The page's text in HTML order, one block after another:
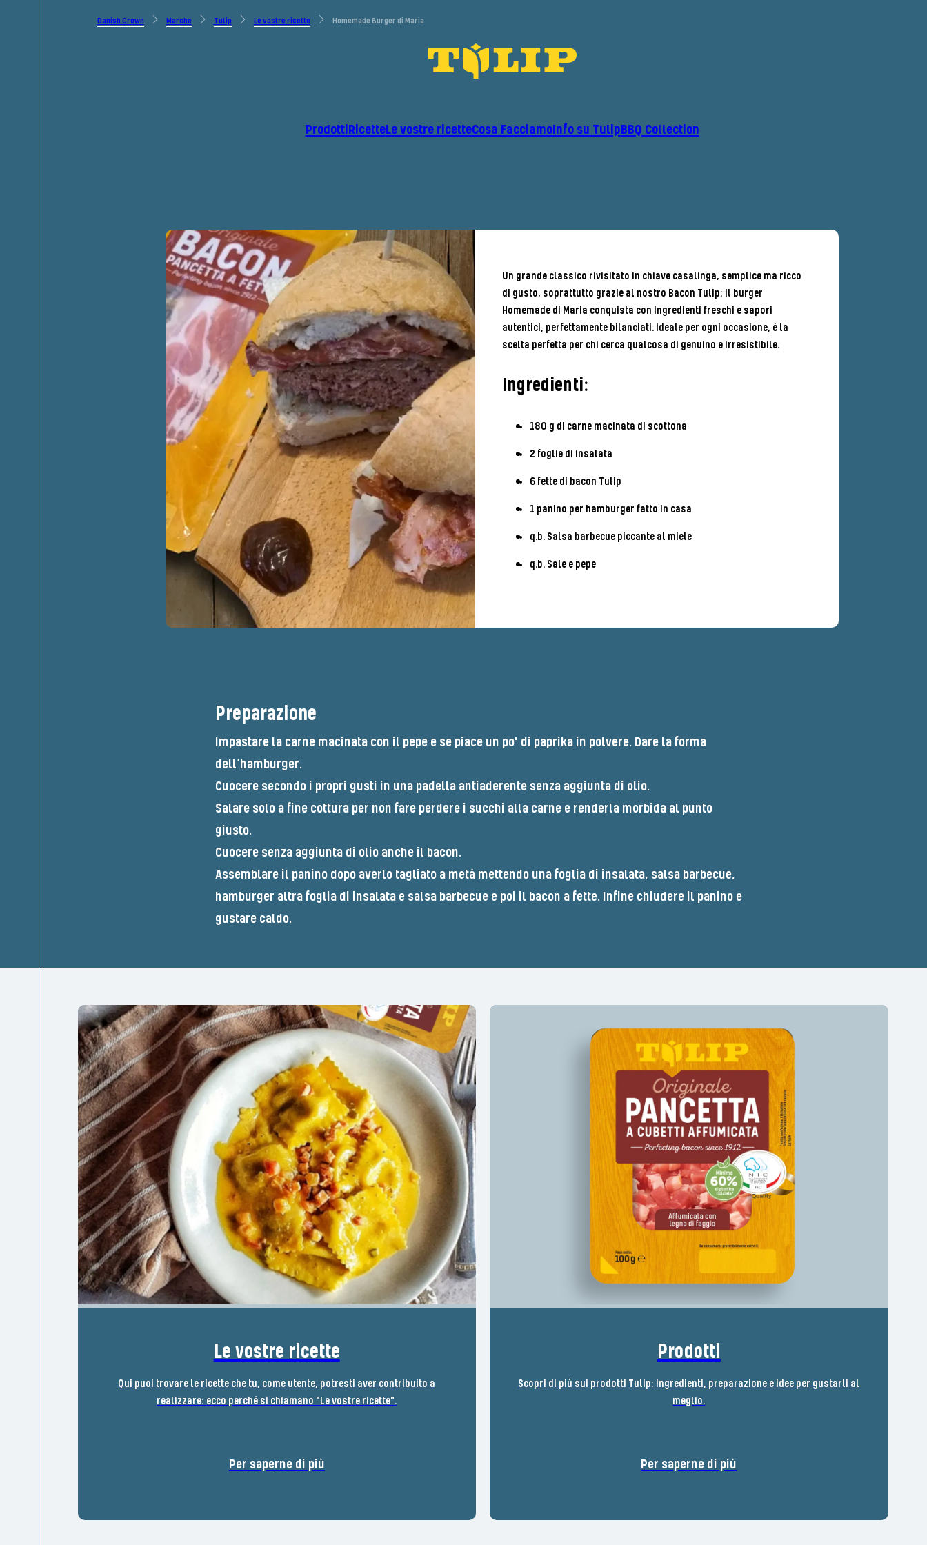
Danish Crown Marche Tulip Le vostre ricette Homemade Burger di Maria
ProdottiRicetteLe vostre ricetteCosa FacciamoInfo su TulipBBQ Collection
Un grande classico rivisitato in chiave casalinga, semplice ma ricco
di gusto, soprattutto grazie al nostro Bacon Tulip: il burger
Homemade di Maria conquista con ingredienti freschi e sapori
autentici, perfettamente bilanciati. Ideale per ogni occasione, è la
scelta perfetta per chi cerca qualcosa di genuino e irresistibile.
Ingredienti:
180 g di carne macinata di scottona
2 foglie di insalata
6 fette di bacon Tulip
1 panino per hamburger fatto in casa
q.b. Salsa barbecue piccante al miele
q.b. Sale e pepe
Preparazione
Impastare la carne macinata con il pepe e se piace un po' di paprika in polvere. Dare la forma
dell’hamburger.
Cuocere secondo i propri gusti in una padella antiaderente senza aggiunta di olio.
Salare solo a fine cottura per non fare perdere i succhi alla carne e renderla morbida al punto
giusto.
Cuocere senza aggiunta di olio anche il bacon.
Assemblare il panino dopo averlo tagliato a metà mettendo una foglia di insalata, salsa barbecue,
hamburger altra foglia di insalata e salsa barbecue e poi il bacon a fette. Infine chiudere il panino e
gustare caldo.
Le vostre ricette
Qui puoi trovare le ricette che tu, come utente, potresti aver contribuito a
realizzare: ecco perché si chiamano "Le vostre ricette".
Per saperne di più
Prodotti
Scopri di più sui prodotti Tulip: ingredienti, preparazione e idee per gustarli al
meglio.
Per saperne di più